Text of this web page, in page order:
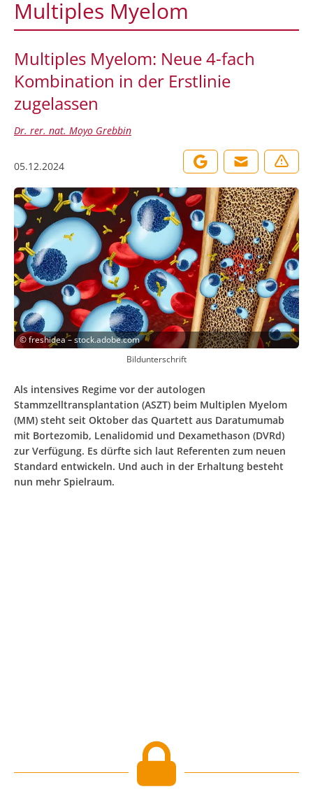
Multiples Myelom
Multiples Myelom: Neue 4-fach
Kombination in der Erstlinie
zugelassen
Dr. rer. nat. Moyo Grebbin
05.12.2024
©freshidea – stock.adobe.com
Bildunterschrift
Als intensives Regime vor der autologen
Stammzelltransplantation (ASZT) beim Multiplen Myelom
(MM) steht seit Oktober das Quartett aus Daratumumab
mit Bortezomib, Lenalidomid und Dexamethason (DVRd)
zur Verfügung. Es dürfte sich laut Referenten zum neuen
Standard entwickeln. Und auch in der Erhaltung besteht
nun mehr Spielraum.